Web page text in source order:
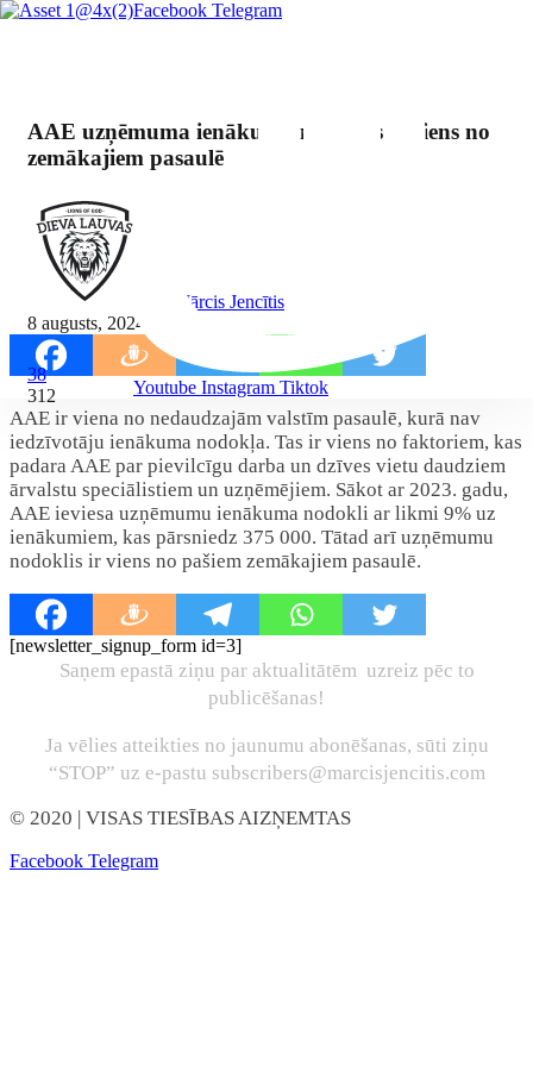
Facebook Telegram
Youtube Instagram Tiktok
AAE uzņēmuma ienākuma nodoklis ir viens no
zemākajiem pasaulē
By Mārcis Jencītis
8 augusts, 2024
38
312
AAE ir viena no nedaudzajām valstīm pasaulē, kurā nav
iedzīvotāju ienākuma nodokļa. Tas ir viens no faktoriem, kas
padara AAE par pievilcīgu darba un dzīves vietu daudziem
ārvalstu speciālistiem un uzņēmējiem. Sākot ar 2023. gadu,
AAE ieviesa uzņēmumu ienākuma nodokli ar likmi 9% uz
ienākumiem, kas pārsniedz 375 000. Tātad arī uzņēmumu
nodoklis ir viens no pašiem zemākajiem pasaulē.
[newsletter_signup_form id=3]
Saņem epastā ziņu par aktualitātēm uzreiz pēc to
publicēšanas!
Ja vēlies atteikties no jaunumu abonēšanas, sūti ziņu
“STOP” uz e-pastu subscribers@marcisjencitis.com
© 2020 | VISAS TIESĪBAS AIZŅEMTAS
Facebook Telegram